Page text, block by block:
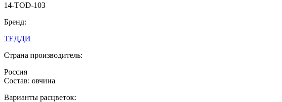
14-TOD-103
Бренд:
ТЕДДИ
Страна производитель:
Россия
Состав: овчина
Варианты расцветок: